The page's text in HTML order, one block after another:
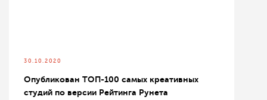
30.10.2020
Опубликован ТОП-100 самых креативных
студий по версии Рейтинга Рунета